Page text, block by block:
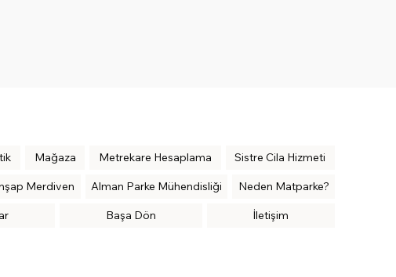
Mağaza Metrekare Hesaplama Sistre Cila Hizmeti
Merdiven Alman Parke Mühendisliği Neden Matparke?
Başa Dön İletişim